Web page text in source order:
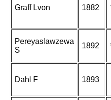
Graff Lvon 1882
Pereyaslawzewa
S
1892
Dahl F 1893